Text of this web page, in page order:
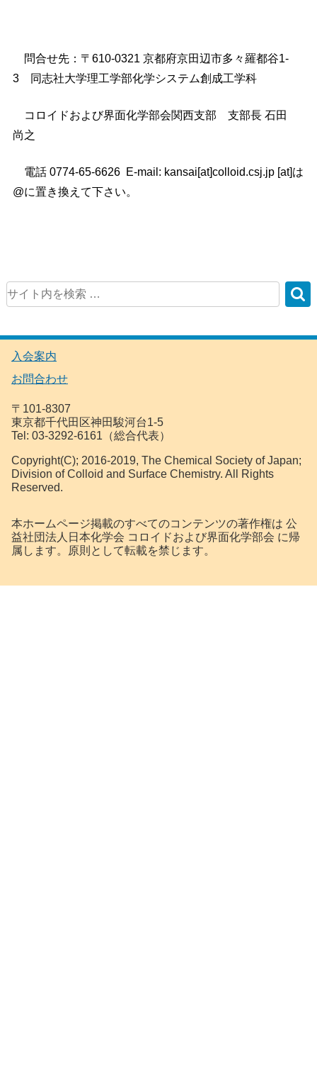
問合せ先：〒610-0321 京都府京田辺市多々羅都谷1-
3 同志社大学理工学部化学システム創成工学科
コロイドおよび界面化学部会関西支部 支部長 石田
尚之
電話 0774-65-6626 E-mail: kansai[at]colloid.csj.jp [at]は
@に置き換えて下さい。
入会案内
お問合わせ
〒101-8307
東京都千代田区神田駿河台1-5
Tel: 03-3292-6161（総合代表）
Copyright(C); 2016-2019, The Chemical Society of Japan;
Division of Colloid and Surface Chemistry. All Rights
Reserved.
本ホームページ掲載のすべてのコンテンツの著作権は 公
益社団法人日本化学会 コロイドおよび界面化学部会 に帰
属します。原則として転載を禁じます。